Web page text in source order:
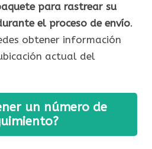
para rastrear su
el proceso de envío.
obtener información
actual del
un número de